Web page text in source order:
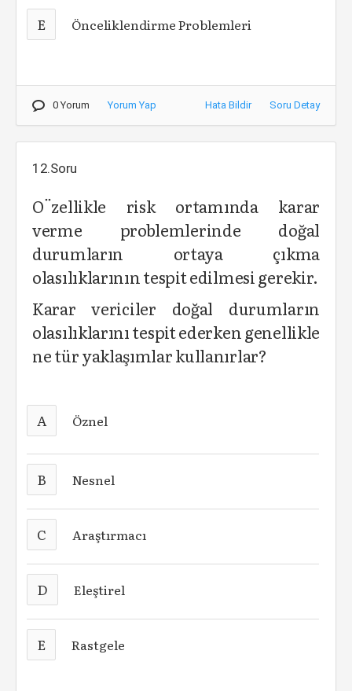
E Önceliklendirme Problemleri
0 Yorum Yorum Yap Hata Bildir Soru Detay
12.Soru
O¨zellikle risk ortamında karar
verme problemlerinde doğal
durumların ortaya çıkma
olasılıklarının tespit edilmesi gerekir.
Karar vericiler doğal durumların
olasılıklarını tespit ederken genellikle
ne tür yaklaşımlar kullanırlar?
A Öznel
B Nesnel
C Araştırmacı
D Eleştirel
E Rastgele